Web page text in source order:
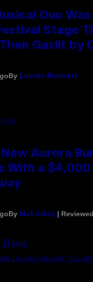
Duo
Stage
Gaslit by
By Lauren Boisvert
PAX
New Aurora
With a
By Maha Haq |
LOCHER/POOL/AFP VIA